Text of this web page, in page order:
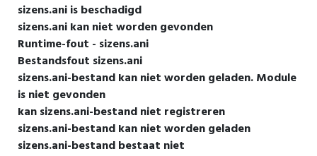
sizens.ani is beschadigd
sizens.ani kan niet worden gevonden
Runtime-fout - sizens.ani
Bestandsfout sizens.ani
sizens.ani-bestand kan niet worden geladen. Module
is niet gevonden
kan sizens.ani-bestand niet registreren
sizens.ani-bestand kan niet worden geladen
sizens.ani-bestand bestaat niet